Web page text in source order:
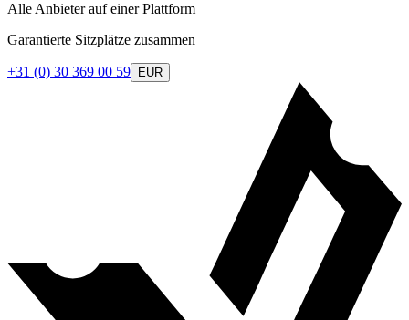
Alle Anbieter auf einer Plattform
Garantierte Sitzplätze zusammen
+31 (0) 30 369 00 59 EUR